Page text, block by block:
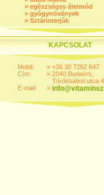
» egészséges életmód
» gyógynövények
» Sztárinterjúk
KAPCSOLAT
Mobil:
Cím:
E-mail:
»
»
»
+36 30 7262 647
2040 Budaörs,
Törökbálinti utca